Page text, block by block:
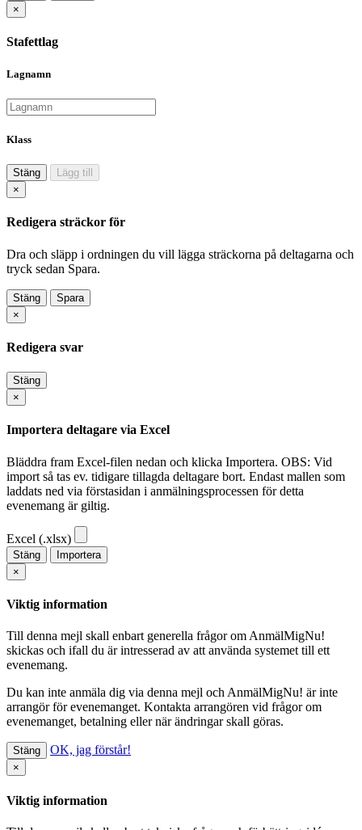
×
Stafettlag
Lagnamn
Klass
Stäng
Lägg till
×
Redigera sträckor för
Dra och släpp i ordningen du vill lägga sträckorna på deltagarna och
tryck sedan Spara.
Stäng
Spara
×
Redigera svar
Stäng
×
Importera deltagare via Excel
Bläddra fram Excel-filen nedan och klicka Importera. OBS: Vid
import så tas ev. tidigare tillagda deltagare bort. Endast mallen som
laddats ned via förstasidan i anmälningsprocessen för detta
evenemang är giltig.
Excel (.xlsx)
Stäng
Importera
×
Viktig information
Till denna mejl skall enbart generella frågor om AnmälMigNu!
skickas och ifall du är intresserad av att använda systemet till ett
evenemang.
Du kan inte anmäla dig via denna mejl och AnmälMigNu! är inte
arrangör för evenemanget. Kontakta arrangören vid frågor om
evenemanget, betalning eller när ändringar skall göras.
Stäng OK, jag förstår!
×
Viktig information